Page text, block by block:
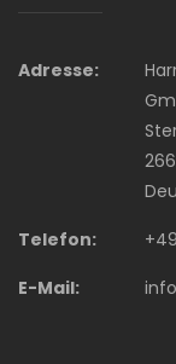
Adresse:
Telefon:
E-Mail: